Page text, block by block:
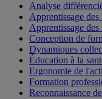
Analyse
Apprentissage
Apprentissage
Conception de
Dynamiques
Éducation à la
Ergonomie de
Formation
Reconnaissance